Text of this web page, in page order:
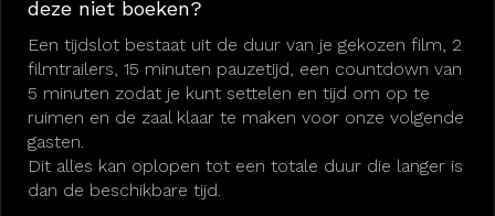
deze niet boeken?
Een tijdslot bestaat uit de duur van je gekozen film, 2
filmtrailers, 15 minuten pauzetijd, een countdown van
5 minuten zodat je kunt settelen en tijd om op te
ruimen en de zaal klaar te maken voor onze volgende
gasten.
Dit alles kan oplopen tot een totale duur die langer is
dan de beschikbare tijd.